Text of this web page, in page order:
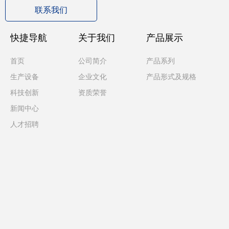
联系我们
快捷导航
首页
生产设备
科技创新
新闻中心
人才招聘
关于我们
公司简介
企业文化
资质荣誉
产品展示
产品系列
产品形式及规格